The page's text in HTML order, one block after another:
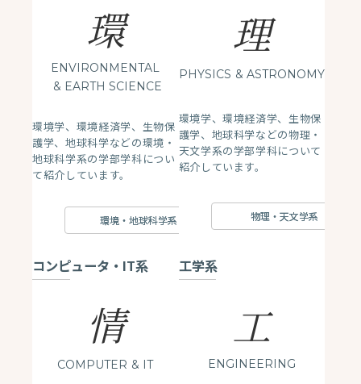
環
ENVIRONMENTAL
& EARTH SCIENCE
環境学、環境経済学、生物保
護学、地球科学などの環境・
地球科学系の学部学科につい
て紹介しています。
環境・地球科学系
理
PHYSICS & ASTRONOMY
環境学、環境経済学、生物保
護学、地球科学などの物理・
天文学系の学部学科について
紹介しています。
物理・天文学系
コンピュータ・IT系
情
COMPUTER & IT
工学系
工
ENGINEERING